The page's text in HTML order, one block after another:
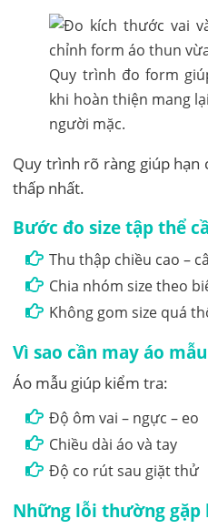
Quy trình đo form
khi hoàn thiện mang
người mặc.
Quy trình rõ ràng giúp
thấp nhất.
Bước đo size tập thể
Thu thập chiều cao –
Chia nhóm size theo
Không gom size quá
Vì sao cần may áo
Áo mẫu giúp kiểm tra:
Độ ôm vai – ngực – eo
Chiều dài áo và tay
Độ co rút sau giặt thử
Những lỗi thường gặp